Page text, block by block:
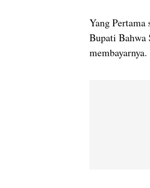
Yang
Bupati Bahwa
membayarnya.